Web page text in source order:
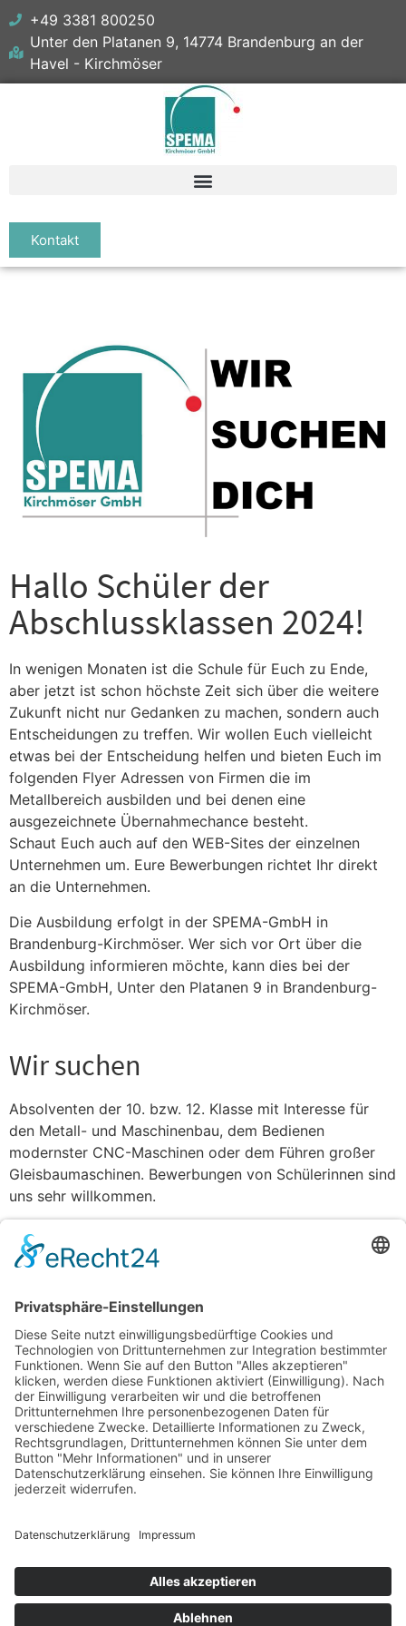
+49 3381 800250
Unter den Platanen 9, 14774 Brandenburg an der
Havel - Kirchmöser
Kontakt
Hallo Schüler der
Abschlussklassen 2024!
In wenigen Monaten ist die Schule für Euch zu Ende,
aber jetzt ist schon höchste Zeit sich über die weitere
Zukunft nicht nur Gedanken zu machen, sondern auch
Entscheidungen zu treffen. Wir wollen Euch vielleicht
etwas bei der Entscheidung helfen und bieten Euch im
folgenden Flyer Adressen von Firmen die im
Metallbereich ausbilden und bei denen eine
ausgezeichnete Übernahmechance besteht.
Schaut Euch auch auf den WEB-Sites der einzelnen
Unternehmen um. Eure Bewerbungen richtet Ihr direkt
an die Unternehmen.
Die Ausbildung erfolgt in der SPEMA-GmbH in
Brandenburg-Kirchmöser. Wer sich vor Ort über die
Ausbildung informieren möchte, kann dies bei der
SPEMA-GmbH, Unter den Platanen 9 in Brandenburg-
Kirchmöser.
Wir suchen
Absolventen der 10. bzw. 12. Klasse mit Interesse für
den Metall- und Maschinenbau, dem Bedienen
modernster CNC-Maschinen oder dem Führen großer
Gleisbaumaschinen. Bewerbungen von Schülerinnen sind
uns sehr willkommen.
Ausbildungsbetriebe
SPEMA Kirchmöser GmbH
Unter den Platanen 9
14774 Brandenburg an der Havel – Kirchmöser
Datenschutz